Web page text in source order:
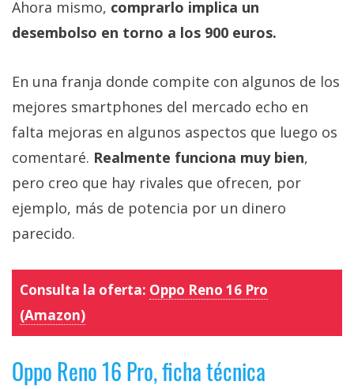
Ahora mismo, comprarlo implica un
desembolso en torno a los 900 euros.
En una franja donde compite con algunos de los
mejores smartphones del mercado echo en
falta mejoras en algunos aspectos que luego os
comentaré. Realmente funciona muy bien,
pero creo que hay rivales que ofrecen, por
ejemplo, más de potencia por un dinero
parecido.
Consulta la oferta: Oppo Reno 16 Pro
(Amazon)
Oppo Reno 16 Pro, ficha técnica